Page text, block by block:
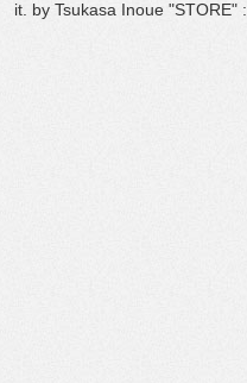
it. by Tsukasa Inoue "STORE" :